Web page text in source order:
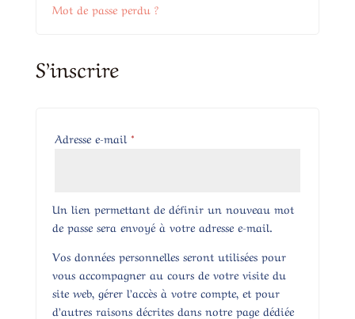
Mot de passe perdu ?
S’inscrire
Adresse e-mail *Obligatoire
Un lien permettant de définir un nouveau mot
de passe sera envoyé à votre adresse e-mail.
Vos données personnelles seront utilisées pour
vous accompagner au cours de votre visite du
site web, gérer l’accès à votre compte, et pour
d’autres raisons décrites dans notre page dédiée